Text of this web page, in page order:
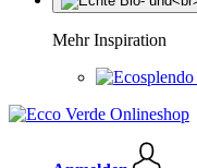
Mehr Inspiration